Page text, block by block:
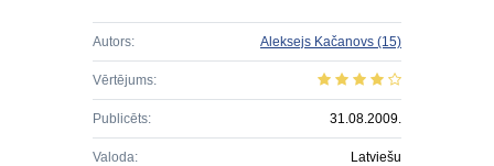
Autors: Aleksejs Kačanovs (15)
Vērtējums:
Publicēts: 31.08.2009.
Valoda: Latviešu